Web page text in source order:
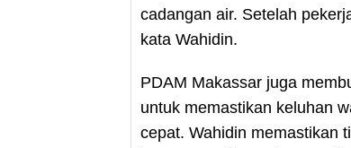
cadangan air. Setelah
kata Wahidin.
PDAM Makassar juga
untuk memastikan keluhan
cepat. Wahidin memastikan